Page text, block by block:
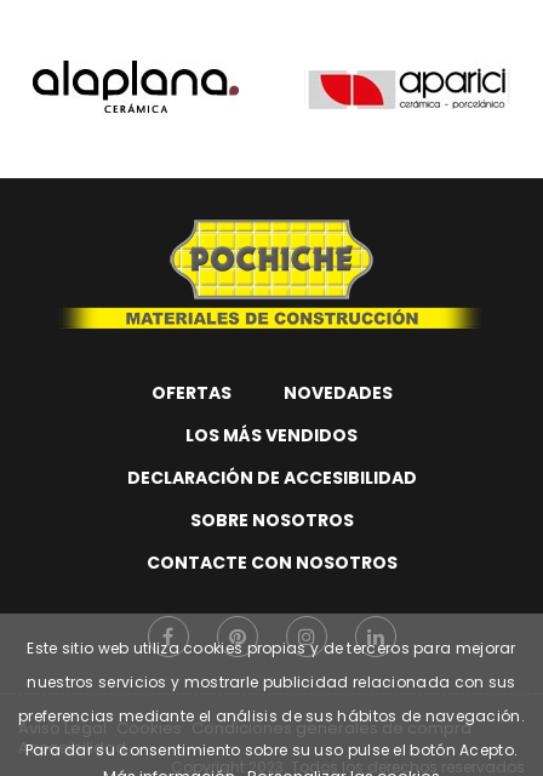
OFERTAS
NOVEDADES
LOS MÁS VENDIDOS
DECLARACIÓN DE ACCESIBILIDAD
SOBRE NOSOTROS
CONTACTE CON NOSOTROS
Este sitio web utiliza cookies propias y de terceros para mejorar
nuestros servicios y mostrarle publicidad relacionada con sus
preferencias mediante el análisis de sus hábitos de navegación.
Para dar su consentimiento sobre su uso pulse el botón Acepto.
Aviso Legal Cookies Condiciones generales de compra
Accesibilidad
Copyright2023. Todos los derechos reservados